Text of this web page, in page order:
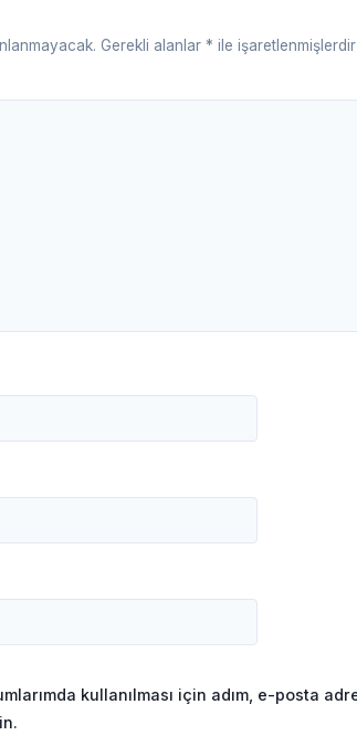
Gerekli alanlar * ile işaretlenmişlerdir
kullanılması için adım, e-posta